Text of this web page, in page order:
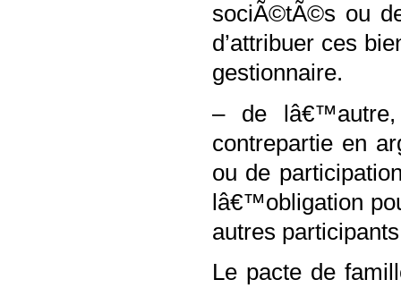
sociÃ©tÃ©s ou
d’attribuer ces
gestionnaire.
– de
contrepartie en
ou de
lâ€™obligation
autres
Le pacte de